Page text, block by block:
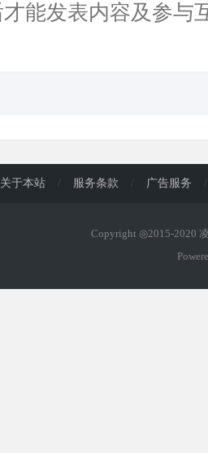
关于本站 / 服务条款 / 广告服务 /
Copyright ◎2015-2020